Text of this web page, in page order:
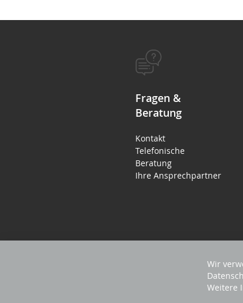
Fragen &
Beratung
Kontakt
Telefonische
Beratung
Ihre Ansprechpartner
2023 REVISAGE GMBH - ALLE
Wir
Weitere